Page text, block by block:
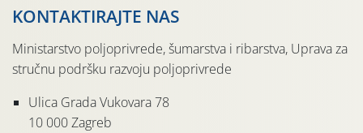
KONTAKTIRAJTE NAS
Ministarstvo poljoprivrede, šumarstva i ribarstva, Uprava za
stručnu podršku razvoju poljoprivrede
Ulica Grada Vukovara 78
10 000 Zagreb